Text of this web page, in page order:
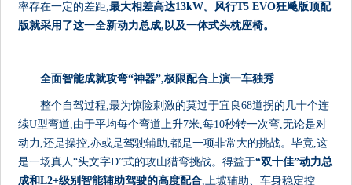
率存在一定的差距,最大相差高达13kW。 风行T5 EVO狂飚版顶配
版就采用了这一全新动力总成,以及一体式头枕座椅。
全面智能成就攻弯“神器”,极限配合上演一车独秀
整个自驾过程,最为惊险刺激的莫过于宜良68道拐的几十个连
续U型弯道,由于平均每个弯道上升7米,每10秒转一次弯,无论是对
动力,还是操控,亦或是驾驶辅助,都是一项非常大的挑战。毕竟,这
是一场真人“头文字D”式的攻山猎弯挑战。得益于“双十佳”动力总
成和L2+级别智能辅助驾驶的高度配合,上坡辅助、车身稳定控